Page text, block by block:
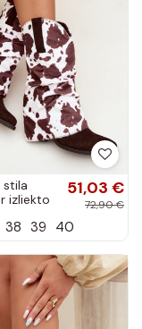
stila
izliekto
Havie
51,03 €
72,90 €
38 39 40